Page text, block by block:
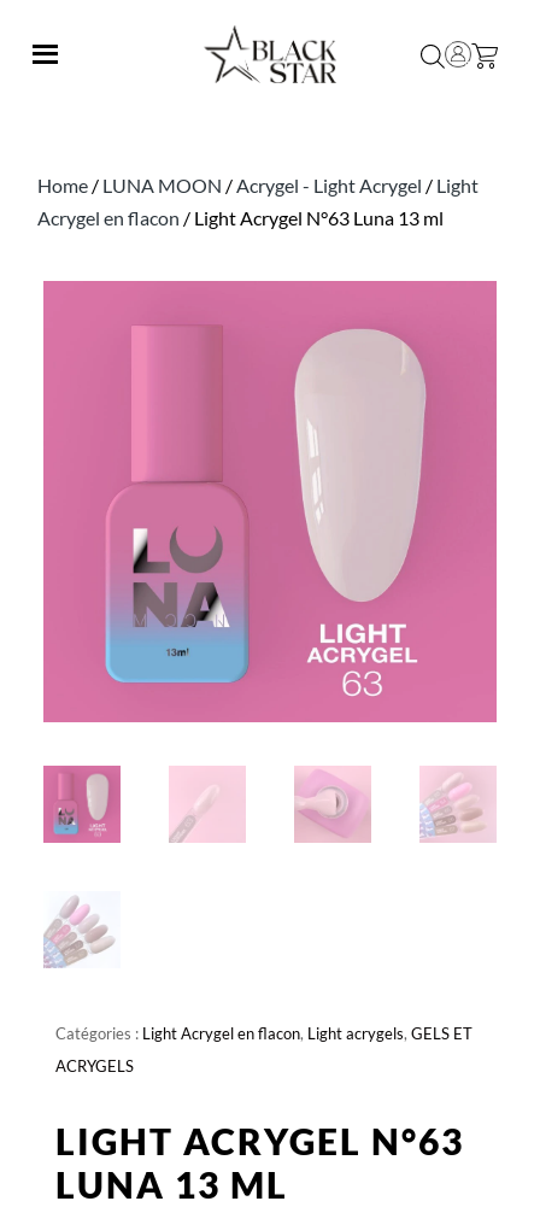
Home / LUNA MOON /Acrygel - Light Acrygel / Light
Acrygel en flacon / Light Acrygel N°63 Luna 13 ml
Catégories : Light Acrygel en flacon, Light acrygels, GELS ET
ACRYGELS
LIGHT ACRYGEL N°63
LUNA 13 ML